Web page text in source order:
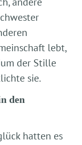
lebt,
der Stille
sie.
den
hatten es